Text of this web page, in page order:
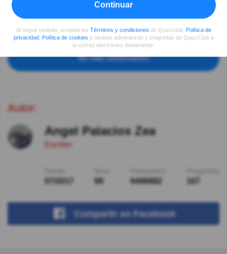
Según lo que aprendí, ninguna opción de las
caídos en Irak.
Ver más comentarios
Autor:
Angel Palacios Zea
Escritor
99 9496882 167
Compartir en Facebook
Continuar
Al seguir usando, aceptas los Términos y condiciones de Quizzclub, Política de
privacidad, Política de cookies y recibes adivinanzas y preguntas de QuizzClub a
tu correo electrónico diariamente.